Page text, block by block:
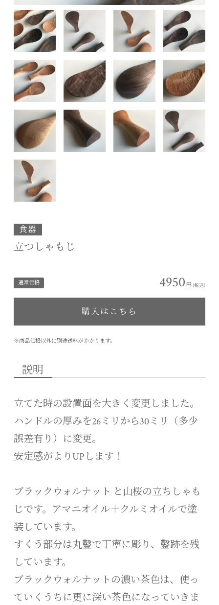
食器
立つしゃもじ
通常価格 4950 円(税込)
購入はこちら
※商品価格以外に別途送料がかかります。
説明
立てた時の設置面を大きく変更しました。
ハンドルの厚みを26ミリから30ミリ（多少
誤差有り）に変更。
安定感がよりUPします！
ブラックウォルナット と山桜の立ちしゃも
じです。アマニオイル＋クルミオイルで塗
装しています。
すくう部分は丸鑿で丁寧に彫り、鑿跡を残
しています。
ブラックウォルナットの濃い茶色は、使っ
ていくうちに更に深い茶色になっていきま